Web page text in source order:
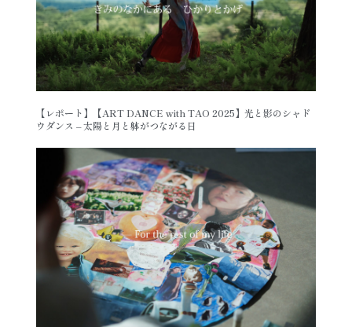
【レポート】【ART DANCE with TAO 2025】光と影のシャド
ウダンス – 太陽と月と躰がつながる日